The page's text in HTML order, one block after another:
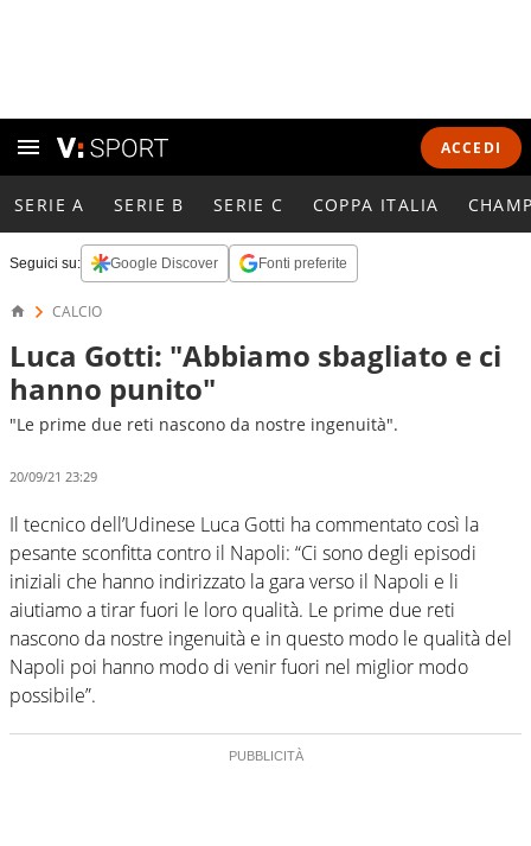
ACCEDI
SERIE A SERIE B SERIE C COPPA ITALIA
Seguici su: Google Discover Fonti preferite
CALCIO
Luca Gotti: "Abbiamo sbagliato e ci
hanno punito"
"Le prime due reti nascono da nostre ingenuità".
20/09/21 23:29
Il tecnico dell’Udinese Luca Gotti ha commentato così la
pesante sconfitta contro il Napoli: “Ci sono degli episodi
iniziali che hanno indirizzato la gara verso il Napoli e li
aiutiamo a tirar fuori le loro qualità. Le prime due reti
nascono da nostre ingenuità e in questo modo le qualità del
Napoli poi hanno modo di venir fuori nel miglior modo
possibile”.